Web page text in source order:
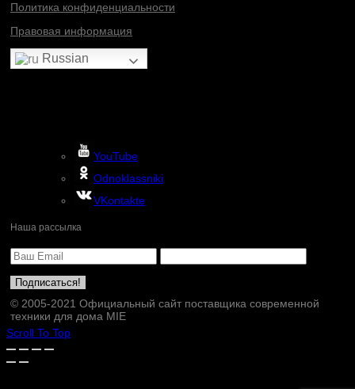
Политика конфиденциальности
Правовая информация
Russian
YouTube
Odnoklassniki
VKontakte
Наша рассылка
© 2005-2021 Официальный сайт поставщика современной
техники для дома MIE
Scroll To Top